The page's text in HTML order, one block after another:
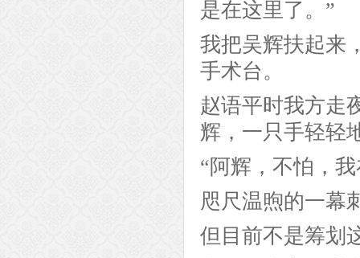
是在这里了。”
我把吴辉扶起来
手术台。
赵语平时我方走
辉，一只手轻轻
“阿辉，不怕，
咫尺温煦的一幕
但目前不是筹划